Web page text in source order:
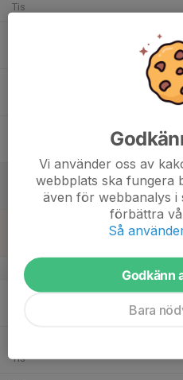
Tis
Tis
Vi använder oss av
webbplats ska fungera
även för webbanalys i
förbättra
Så
Godkänn
Bara